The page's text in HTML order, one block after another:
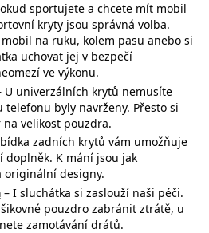
sportujete a chcete mít mobil
kryty jsou správná volba.
na ruku, kolem pasu anebo si
uchovat jej v bezpečí
ve výkonu.
U univerzálních krytů nemusíte
telefonu byly navrženy. Přesto si
na velikost pouzdra.
zadních krytů vám umožňuje
K mání jsou jak
originální designy.
– I sluchátka si zaslouží naši péči.
šikovné pouzdro zabránit ztrátě, u
zamotávání drátů.